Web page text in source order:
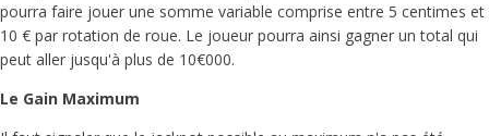
pourra faire jouer une somme variable comprise entre 5 centimes et
10 € par rotation de roue. Le joueur pourra ainsi gagner un total qui
peut aller jusqu'à plus de 10€000.
Le Gain Maximum